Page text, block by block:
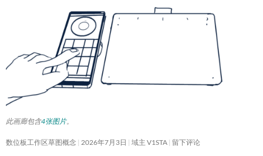
此画廊包含4张图片。
数位板工作区草图概念 2026年7月3日 域主 V1STA 留下评论